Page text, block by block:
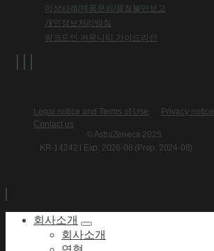
이상사례/제품문의/품질불만보고
개인정보처리방침
링크드인 커뮤니티 가이드라인
Legal notice and Terms of Use Privacy notice
Contact us
© AstraZeneca 2025
KR-14242 l Exp. 2026-08 (Prep. 2024-08)
회사소개
회사소개